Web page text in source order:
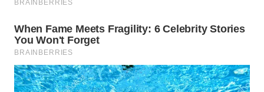
NUSANTARA
WN
JOGJA